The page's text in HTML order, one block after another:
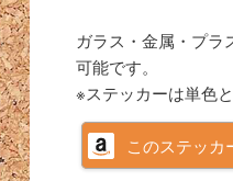
ガラス・金属・プラ
可能です。
※ステッカーは単色と
このステッカ